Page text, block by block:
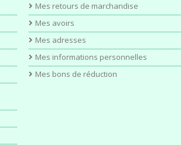
Mes retours de marchandise
Mes avoirs
Mes adresses
Mes informations personnelles
Mes bons de réduction